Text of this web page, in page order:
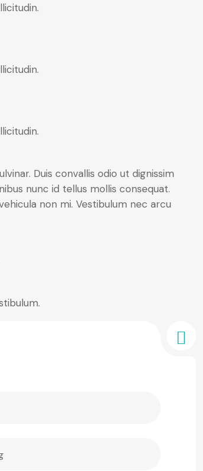
Duis convallis odio ut dignissim
nunc id tellus mollis consequat.
non mi. Vestibulum nec arcu